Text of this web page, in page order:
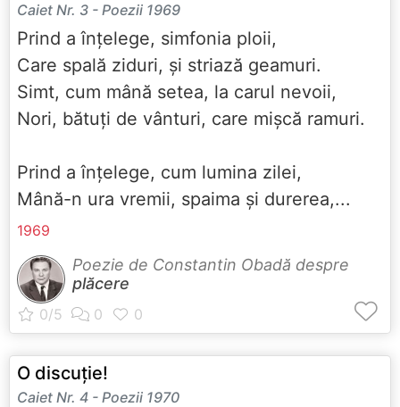
Caiet Nr. 3 - Poezii 1969
Prind a înțelege, simfonia ploii,
Care spală ziduri, și striază geamuri.
Simt, cum mână setea, la carul nevoii,
Nori, bătuți de vânturi, care mișcă ramuri.
Prind a înțelege, cum lumina zilei,
Mână-n ura vremii, spaima și durerea,...
1969
Poezie de Constantin Obadă despre
plăcere
O discuție!
Caiet Nr. 4 - Poezii 1970